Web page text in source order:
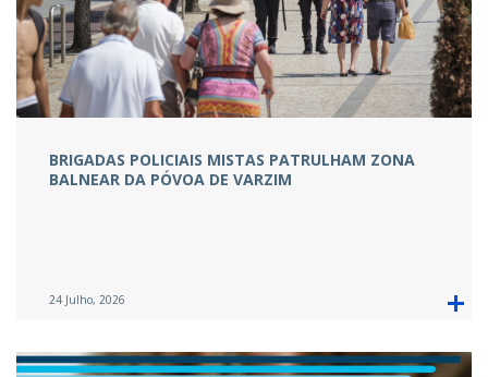
BRIGADAS POLICIAIS MISTAS PATRULHAM ZONA
BALNEAR DA PÓVOA DE VARZIM
24 Julho, 2026